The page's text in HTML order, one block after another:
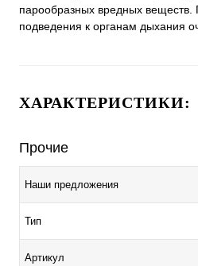
парообразных вредных веществ.
подведения к органам дыхания
ХАРАКТЕРИСТИКИ:
Прочие
Наши предложения
Тип
Артикул